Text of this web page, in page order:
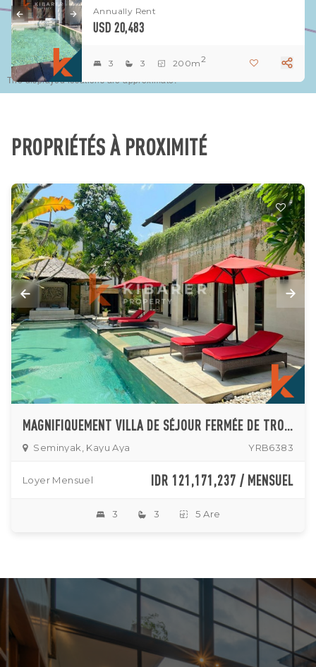
The displayed locations are approximate.
Annually Rent
USD 20,483
3 3 200m2
PROPRIÉTÉS À PROXIMITÉ
MAGNIFIQUEMENT VILLA DE SÉJOUR FERMÉE DE TROIS CHAMBRES DANS UN QUARTIER PRIVILÉGIÉ DE SEMINYAK
Seminyak, Kayu Aya YRB6383
Loyer Mensuel IDR 121,171,237 / MENSUEL
3 3 5 Are